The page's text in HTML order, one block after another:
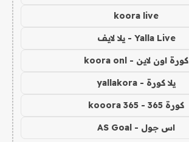
koora live
Yalla Live - يلا لايف
كورة اون لاين - koora onl
يلا كورة - yallakora
كورة 365 - kooora 365
اس جول - AS Goal